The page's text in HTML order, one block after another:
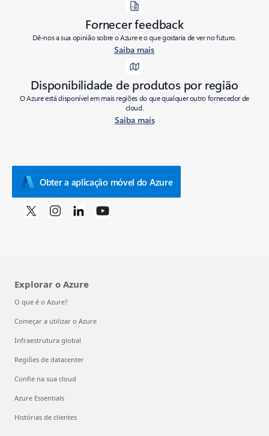
Fornecer feedback
Dê-nos a sua opinião sobre o Azure e o que gostaria de ver no futuro.
Saiba mais
Disponibilidade de produtos por região
O Azure está disponível em mais regiões do que qualquer outro fornecedor de
cloud.
Saiba mais
Obter a aplicação móvel do Azure
Explorar o Azure
O que é o Azure?
Começar a utilizar o Azure
Infraestrutura global
Regiões de datacenter
Confie na sua cloud
Azure Essentials
Histórias de clientes